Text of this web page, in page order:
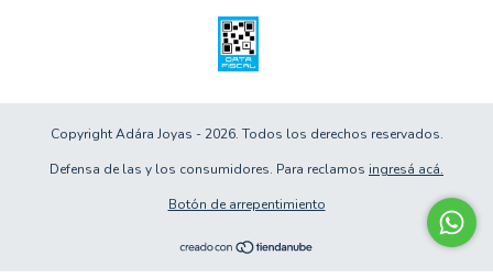
Copyright Adára Joyas - 2026. Todos los derechos reservados.
Defensa de las y los consumidores. Para reclamos ingresá acá.
Botón de arrepentimiento